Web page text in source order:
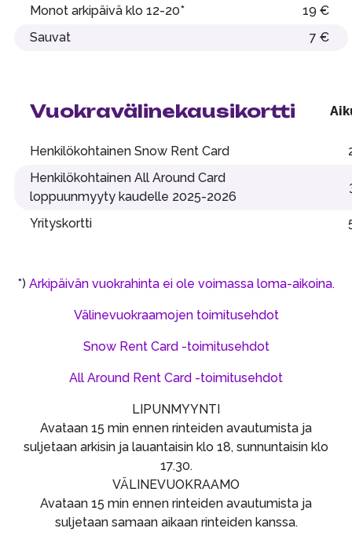
Monot arkipäivä klo 12-20*
19 €
Sauvat
7 €
Vuokravälinekausikortti
Henkilökohtainen Snow Rent Card
Henkilökohtainen All Around Card
loppuunmyyty kaudelle 2025-2026
Yrityskortti
*) Arkipäivän vuokrahinta ei ole voimassa loma-aikoina.
Välinevuokraamojen toimitusehdot
Snow Rent Card -toimitusehdot
All Around Rent Card -toimitusehdot
LIPUNMYYNTI
Avataan 15 min ennen rinteiden avautumista ja
suljetaan arkisin ja lauantaisin klo 18, sunnuntaisin klo
17.30.
VÄLINEVUOKRAAMO
Avataan 15 min ennen rinteiden avautumista ja
suljetaan samaan aikaan rinteiden kanssa.